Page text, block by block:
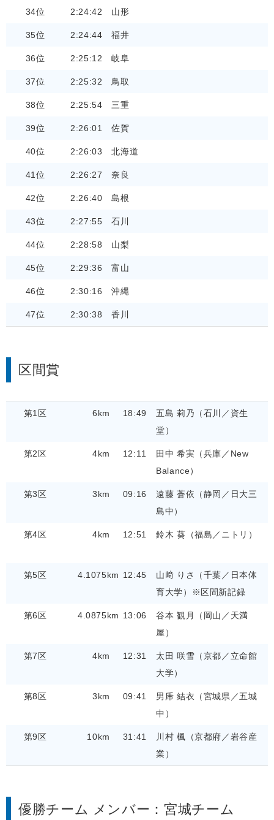
34位 2:24:42 山形
35位 2:24:44 福井
36位 2:25:12 岐阜
37位 2:25:32 鳥取
38位 2:25:54 三重
39位 2:26:01 佐賀
40位 2:26:03 北海道
41位 2:26:27 奈良
42位 2:26:40 島根
43位 2:27:55 石川
44位 2:28:58 山梨
45位 2:29:36 富山
46位 2:30:16 沖縄
47位 2:30:38 香川
区間賞
第1区 6km 18:49
五島 莉乃（石川／資生
堂）
第2区 4km 12:11
田中 希実（兵庫／New
Balance）
第3区 3km 09:16
遠藤 蒼依（静岡／日大三
島中）
第4区 4km 12:51 鈴木 葵（福島／ニトリ）
第5区 4.1075km 12:45
山﨑 りさ（千葉／日本体
育大学）※区間新記録
第6区 4.0875km 13:06
谷本 観月（岡山／天満
屋）
第7区 4km 12:31
太田 咲雪（京都／立命館
大学）
第8区 3km 09:41
男乕 結衣（宮城県／五城
中）
第9区 10km 31:41
川村 楓（京都府／岩谷産
業）
優勝チーム メンバー：宮城チーム